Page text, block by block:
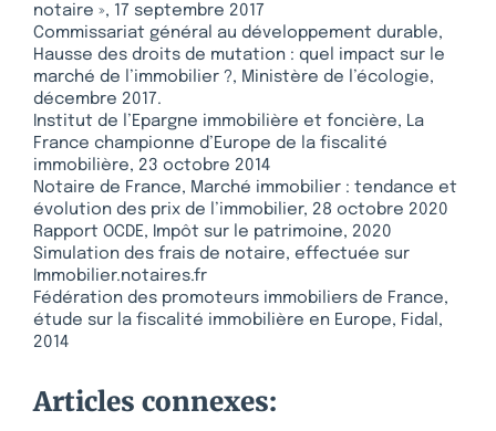
notaire », 17 septembre 2017
Commissariat général au développement durable,
Hausse des droits de mutation : quel impact sur le
marché de l’immobilier ?, Ministère de l’écologie,
décembre 2017.
Institut de l’Epargne immobilière et foncière, La
France championne d’Europe de la fiscalité
immobilière, 23 octobre 2014
Notaire de France, Marché immobilier : tendance et
évolution des prix de l’immobilier, 28 octobre 2020
Rapport OCDE, Impôt sur le patrimoine, 2020
Simulation des frais de notaire, effectuée sur
Immobilier.notaires.fr
Fédération des promoteurs immobiliers de France,
étude sur la fiscalité immobilière en Europe, Fidal,
2014
Articles connexes: